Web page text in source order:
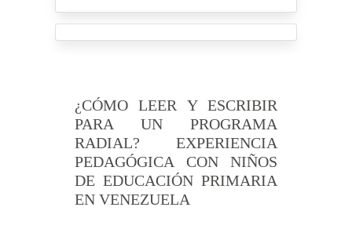
¿CÓMO LEER Y ESCRIBIR
PARA UN PROGRAMA
RADIAL? EXPERIENCIA
PEDAGÓGICA CON NIÑOS
DE EDUCACIÓN PRIMARIA
EN VENEZUELA